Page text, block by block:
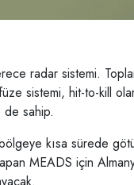
radar sistemi.
sistemi, hit-to-kill
sahip.
kısa sürede
MEADS için